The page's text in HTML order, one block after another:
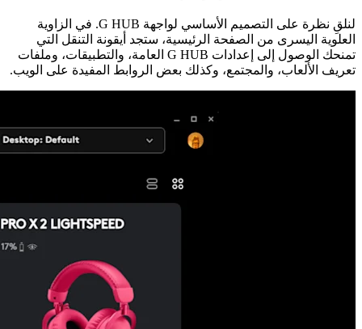
لنلقِ نظرة على التصميم الأساسي لواجهة G HUB. في الزاوية
العلوية اليسرى من الصفحة الرئيسية، ستجد أيقونة التنقل التي
تمنحك الوصول إلى إعدادات G HUB العامة، والتطبيقات، وملفات
تعريف الألعاب، والمجتمع، وكذلك بعض الروابط المفيدة على الويب.